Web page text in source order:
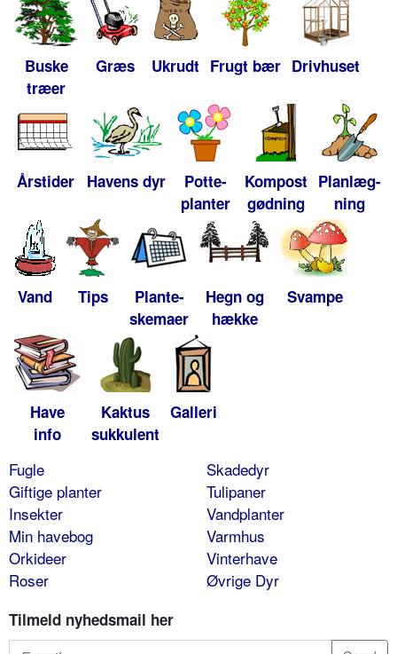
Buske
træer
Græs Ukrudt Frugt bær Drivhuset
Årstider Havens dyr
Potte-
planter
Kompost
gødning
Planlæg-
ning
Vand Tips
Plante-
skemaer
Hegn og
hække
Svampe
Have
info
Kaktus
sukkulent
Galleri
Fugle
Giftige planter
Insekter
Min havebog
Orkideer
Roser
Skadedyr
Tulipaner
Vandplanter
Varmhus
Vinterhave
Øvrige Dyr
Tilmeld nyhedsmail her